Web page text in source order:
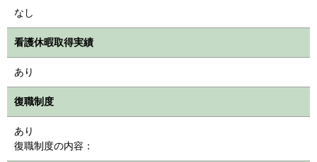
なし
看護休暇取得実績
あり
復職制度
あり
復職制度の内容：